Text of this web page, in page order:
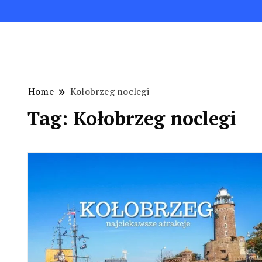
Home Kołobrzeg noclegi
Tag: Kołobrzeg noclegi